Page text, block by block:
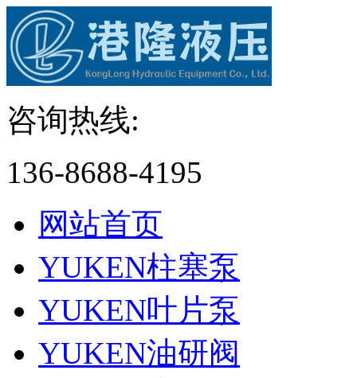
咨询热线:
136-8688-4195
网站首页
YUKEN柱塞泵
YUKEN叶片泵
YUKEN油研阀